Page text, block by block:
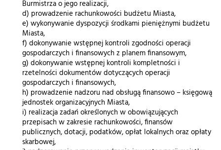
Burmistrza o jego realizacji,
d) prowadzenie rachunkowości budżetu Miasta,
e) wykonywanie dyspozycji środkami pieniężnymi budżetu
Miasta,
f) dokonywanie wstępnej kontroli zgodności operacji
gospodarczych i finansowych z planem finansowym,
g) dokonywanie wstępnej kontroli kompletności i
rzetelności dokumentów dotyczących operacji
gospodarczych i finansowych,
h) prowadzenie nadzoru nad obsługą finansowo – księgową
jednostek organizacyjnych Miasta,
i) realizacja zadań określonych w obowiązujących
przepisach w zakresie rachunkowości, finansów
publicznych, dotacji, podatków, opłat lokalnych oraz opłaty
skarbowej,